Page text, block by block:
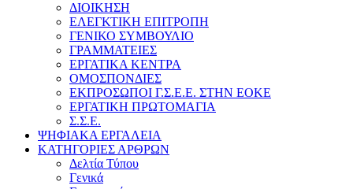
ΔΙΟΙΚΗΣΗ
ΕΛΕΓΚΤΙΚΗ ΕΠΙΤΡΟΠΗ
ΓΕΝΙΚΟ ΣΥΜΒΟΥΛΙΟ
ΓΡΑΜΜΑΤΕΙΕΣ
ΕΡΓΑΤΙΚΑ ΚΕΝΤΡΑ
ΟΜΟΣΠΟΝΔΙΕΣ
ΕΚΠΡΟΣΩΠΟΙ Γ.Σ.Ε.Ε. ΣΤΗΝ ΕΟΚΕ
ΕΡΓΑΤΙΚΗ ΠΡΩΤΟΜΑΓΙΑ
Σ.Σ.Ε.
ΨΗΦΙΑΚΑ ΕΡΓΑΛΕΙΑ
ΚΑΤΗΓΟΡΙΕΣ ΑΡΘΡΩΝ
Δελτία Τύπου
Γενικά